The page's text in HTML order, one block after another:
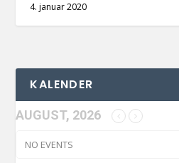
4. januar 2020
KALENDER
AUGUST, 2026
NO EVENTS